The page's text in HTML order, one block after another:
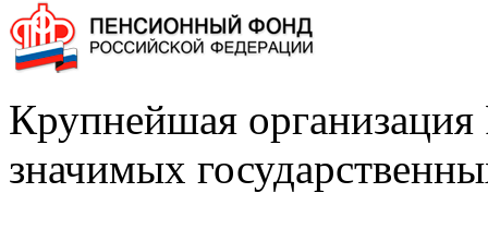
Крупнейшая
значимых